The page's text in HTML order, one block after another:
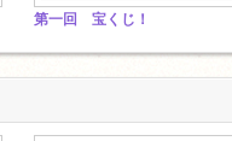
第一回 宝くじ！